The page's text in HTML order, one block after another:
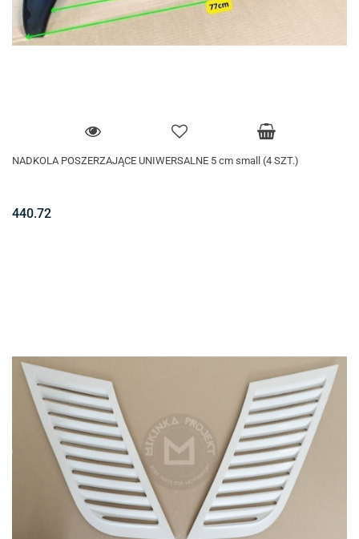
NADKOLA POSZERZAJĄCE UNIWERSALNE 5 cm small (4 SZT.)
440.72